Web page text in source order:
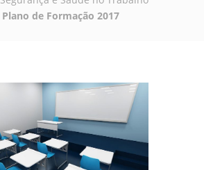
Plano de Formação 2017